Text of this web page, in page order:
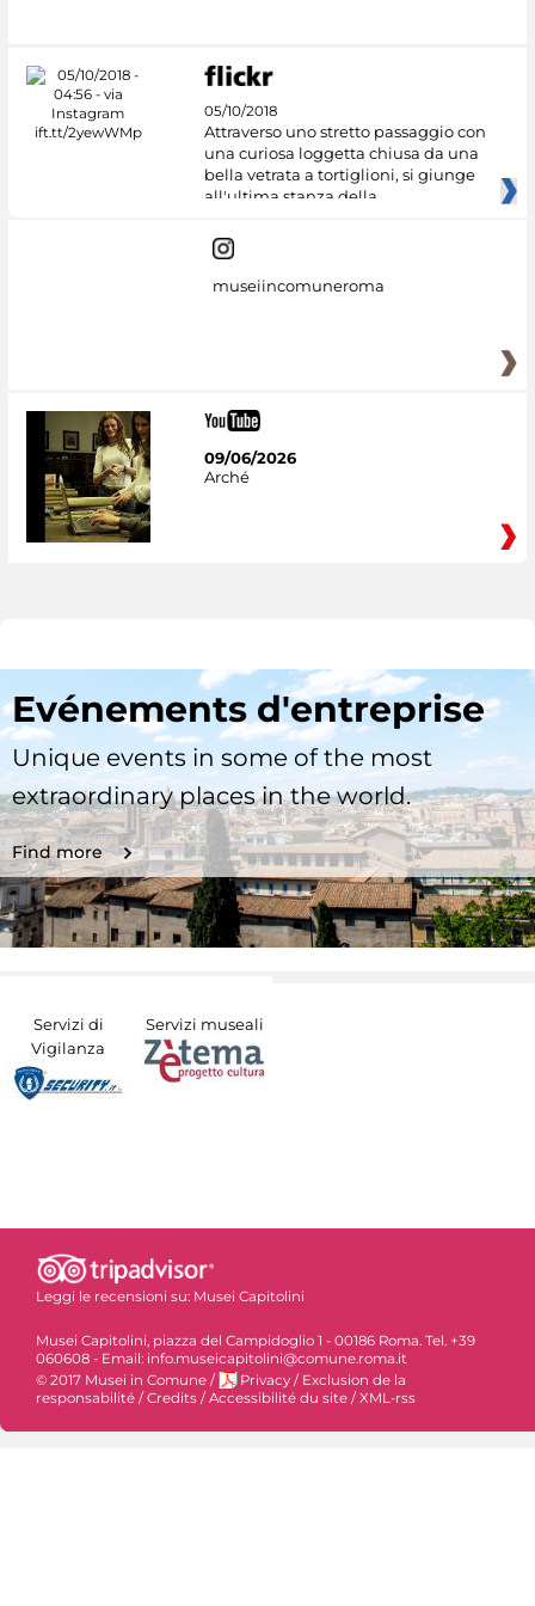
05/10/2018
Attraverso uno stretto passaggio con
una curiosa loggetta chiusa da una
bella vetrata a tortiglioni, si giunge
all'ultima stanza della
museiincomuneroma
09/06/2026
Arché
Evénements d'entreprise
Unique events in some of the most
extraordinary places in the world.
Find more
Servizi di
Vigilanza
Servizi museali
Leggi le recensioni su: Musei Capitolini
Musei Capitolini, piazza del Campidoglio 1 - 00186 Roma. Tel. +39
060608 - Email: info.museicapitolini@comune.roma.it
© 2017 Musei in Comune / Privacy / Exclusion de la
responsabilité / Credits / Accessibilité du site / XML-rss